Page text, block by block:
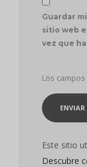
Guardar
sitio web
vez que
Los
Este sitio
Descubre